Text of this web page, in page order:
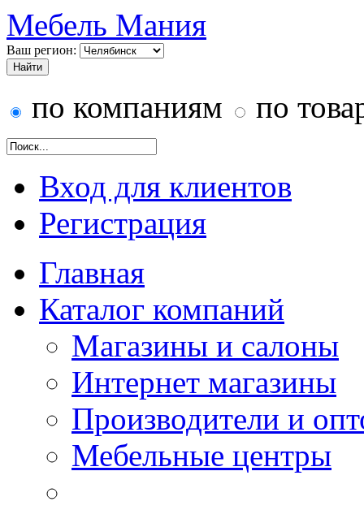
Мебель Мания
Ваш регион:
по компаниям по
Вход для клиентов
Регистрация
Главная
Каталог компаний
Магазины и салоны
Интернет магазины
Производители и
Мебельные центры